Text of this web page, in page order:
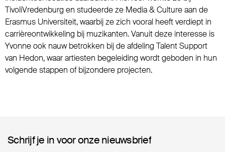
TivoliVredenburg en studeerde ze Media & Culture aan de
Erasmus Universiteit, waarbij ze zich vooral heeft verdiept in
carrièreontwikkeling bij muzikanten. Vanuit deze interesse is
Yvonne ook nauw betrokken bij de afdeling Talent Support
van Hedon, waar artiesten begeleiding wordt geboden in hun
volgende stappen of bijzondere projecten.
Schrijf je in voor onze nieuwsbrief
Schrijf je in voor onze nieuwsbrief